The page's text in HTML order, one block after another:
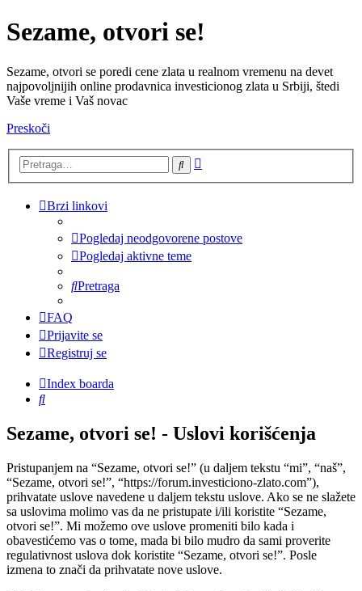
Sezame, otvori se!
Sezame, otvori se poredi cene zlata u realnom vremenu na devet
najpovoljnijih online prodavnica investicionog zlata u Srbiji, štedi
Vaše vreme i Vaš novac
Preskoči
Pretraga
Brzi linkovi
Pogledaj neodgovorene postove
Pogledaj aktivne teme
Pretraga
FAQ
Prijavite se
Registruj se
Index boarda
Pretraga
Sezame, otvori se! - Uslovi korišćenja
Pristupanjem na “Sezame, otvori se!” (u daljem tekstu “mi”, “naš”,
“Sezame, otvori se!”, “https://forum.investiciono-zlato.com”),
prihvatate uslove navedene u daljem tekstu uslove. Ako se ne slažete
sa uslovima molimo vas da ne pristupate i/ili koristite “Sezame,
otvori se!”. Mi možemo ove uslove promeniti bilo kada i
obavestićemo vas o tome, mada bi bilo mudro da sami proverite
regulativnost uslova dok koristite “Sezame, otvori se!”. Posle
izmena to znači da prihvatate nove uslove.